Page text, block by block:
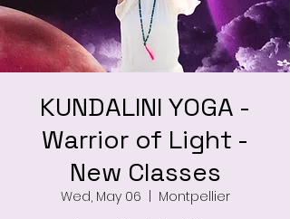
KUNDALINI YOGA -
Warrior of Light -
New Classes
Wed, May 06
Montpellier